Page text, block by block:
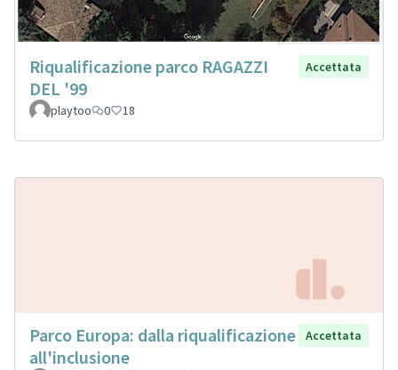
Riqualificazione parco RAGAZZI
DEL '99
Accettata
playtoo 0 18
Parco Europa: dalla riqualificazione
all'inclusione
Accettata